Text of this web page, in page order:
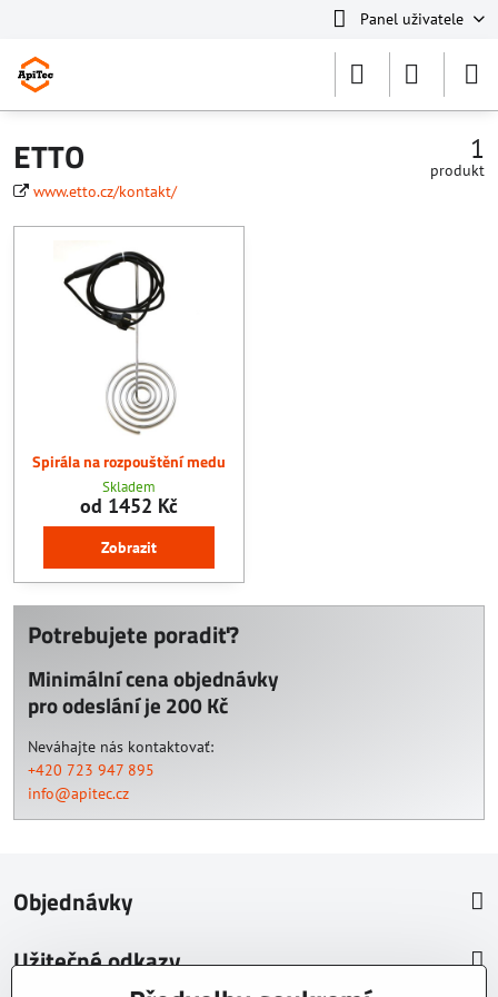
Panel uživatele
ETTO
www.etto.cz/kontakt/
1
produkt
Spirála na rozpouštění medu
Skladem
od 1452 Kč
Zobrazit
Potrebujete poradiť?
Minimální cena objednávky
pro odeslání je 200 Kč
Neváhajte nás kontaktovať:
+420 723 947 895
info@apitec.cz
Objednávky
Užitečné odkazy